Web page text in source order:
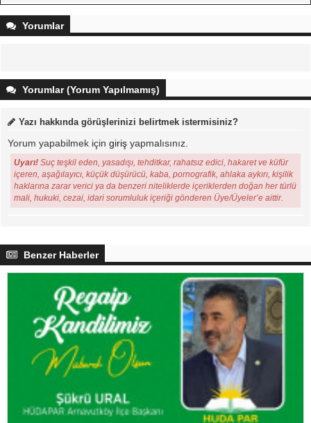
Yorumlar
Yorumlar (Yorum Yapılmamış)
Yazı hakkında görüşlerinizi belirtmek istermisiniz?
Yorum yapabilmek için giriş yapmalısınız.
Uyarı! Suç teşkil eden, yasadışı, tehditkar, rahatsız edici, hakaret ve küfür
içeren, aşağılayıcı, küçük düşürücü, kaba, pornografik, ahlaka aykırı, kişilik
haklarına zarar verici ya da benzeri niteliklerde içeriklerden doğan her türlü
mali, hukuki, cezai, idari sorumluluk içeriği gönderen Üye/Üyeler’e aittir.
Benzer Haberler